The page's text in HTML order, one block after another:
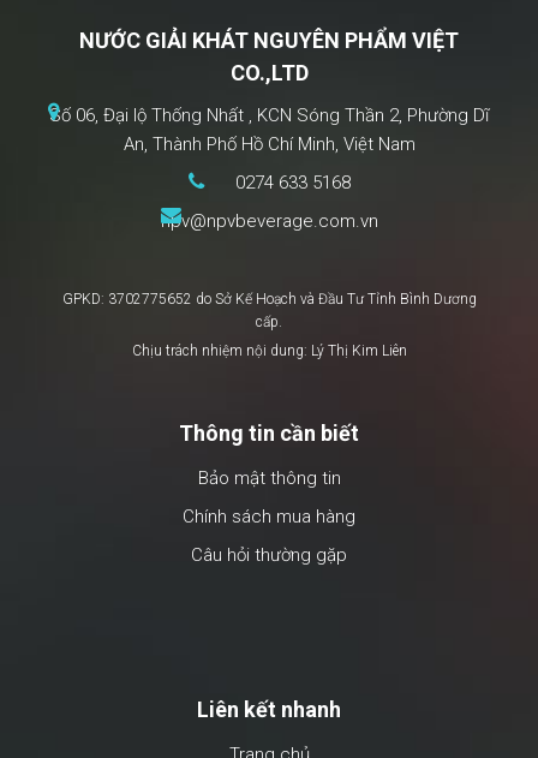
đồ
uống
Việt
NƯỚC GIẢI KHÁT NGUYÊN PHẨM VIỆT
CO.,LTD
Số 06, Đại lộ Thống Nhất , KCN Sóng Thần 2, Phường Dĩ
An, Thành Phố Hồ Chí Minh, Việt Nam
0274 633 5168
npv@npvbeverage.com.vn
GPKD: 3702775652 do Sở Kế Hoạch và Đầu Tư Tỉnh Bình Dương
cấp.
Chịu trách nhiệm nội dung: Lý Thị Kim Liên
Thông tin cần biết
Bảo mật thông tin
Chính sách mua hàng
Câu hỏi thường gặp
Liên kết nhanh